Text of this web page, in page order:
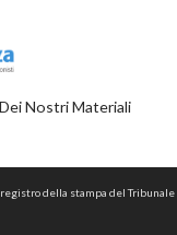
Nostri Materiali
della stampa del Tribunale